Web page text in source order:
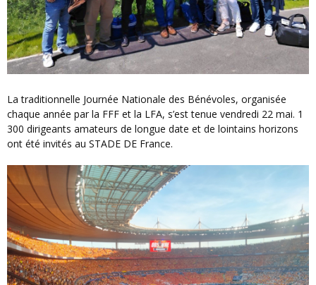
La traditionnelle Journée Nationale des Bénévoles, organisée
chaque année par la FFF et la LFA, s’est tenue vendredi 22 mai. 1
300 dirigeants amateurs de longue date et de lointains horizons
ont été invités au STADE DE France.